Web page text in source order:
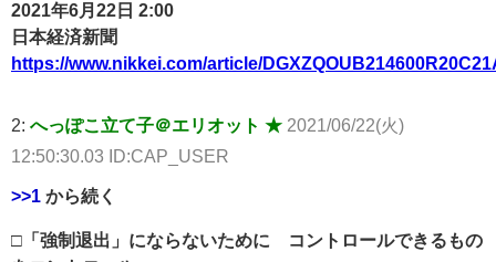
2021年6月22日 2:00
日本経済新聞
https://www.nikkei.com/article/
2: へっぽこ立て子＠エリオット ★ 2021/06/22(火)
12:50:30.03 ID:CAP_USER
>>1 から続く
□「強制退出」にならないために コントロールできるもの